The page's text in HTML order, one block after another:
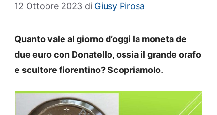
12 Ottobre 2023 di Giusy Pirosa
Quanto vale al giorno d’oggi la moneta de
due euro con Donatello, ossia il grande orafo
e scultore fiorentino? Scopriamolo.